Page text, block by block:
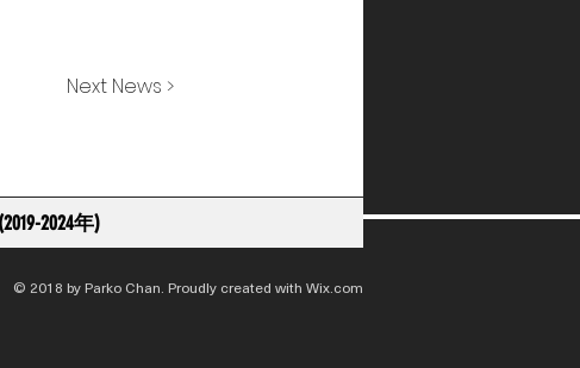
Next News >
2024年)
© 2018 by Parko Chan. Proudly created with Wix.com